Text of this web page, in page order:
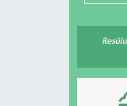
Son Dakika